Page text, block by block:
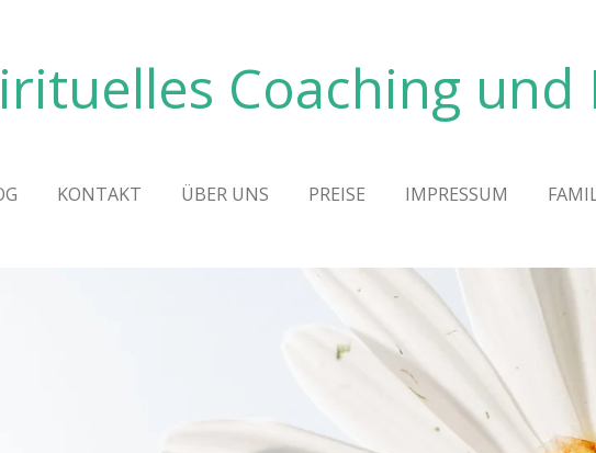
Coaching
KONTAKT ÜBER UNS PREISE IMPRESSUM